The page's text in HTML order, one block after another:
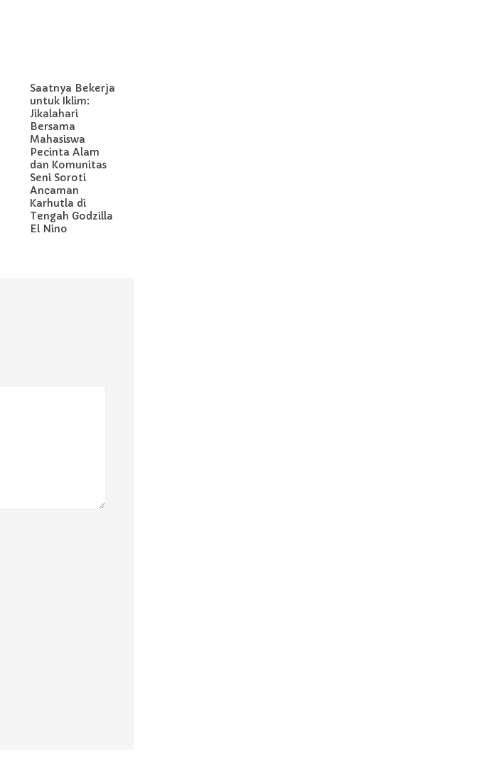
Saatnya Bekerja
untuk Iklim:
Jikalahari
Bersama
Mahasiswa
Pecinta Alam
dan Komunitas
Seni Soroti
Ancaman
Karhutla di
Tengah Godzilla
El Nino